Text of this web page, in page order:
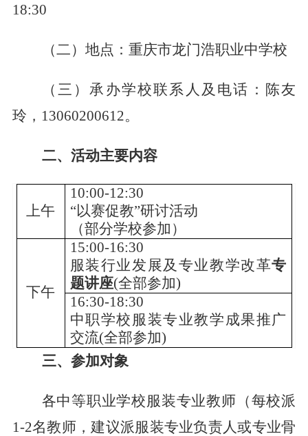
18:30
（二）地点：重庆市龙门浩职业中学校
（三）承办学校联系人及电话：陈友
玲， 13060200612。
二、活动主要内容
上午
10:00-12:30
“以赛促教”研讨活动
（部分学校参加）
下午
15:00-16:30
服装行业发展及专业教学改革专
题讲座(全部参加)
16:30-18:30
中职学校服装专业教学成果推广
交流(全部参加)
三、参加对象
各中等职业学校服装专业教师（每校派
1-2名教师，建议派服装专业负责人或专业骨